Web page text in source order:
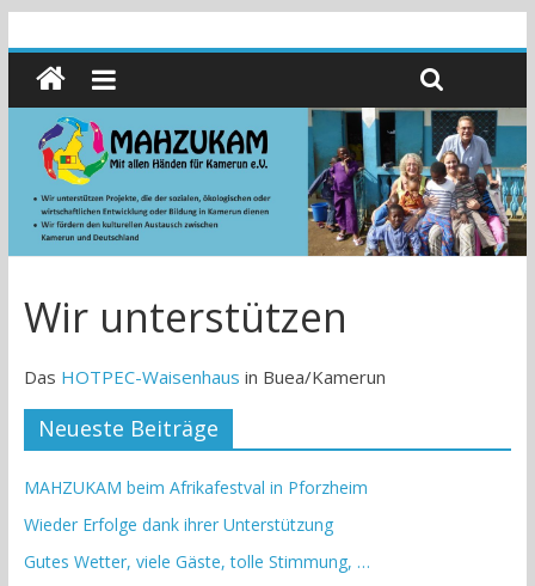
Wir unterstützen
Das HOTPEC-Waisenhaus in Buea/Kamerun
Neueste Beiträge
MAHZUKAM beim Afrikafestval in Pforzheim
Wieder Erfolge dank ihrer Unterstützung
Gutes Wetter, viele Gäste, tolle Stimmung, …